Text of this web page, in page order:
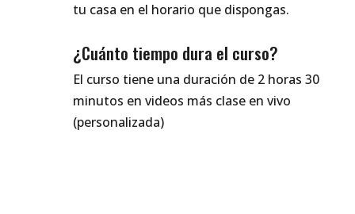
tu casa en el horario que dispongas.
¿Cuánto tiempo dura el curso?
El curso tiene una duración de 2 horas 30
minutos en videos más clase en vivo
(personalizada)